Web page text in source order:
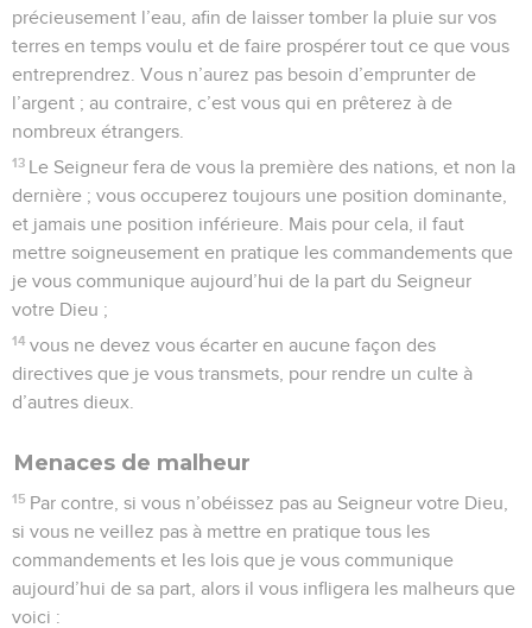
précieusement l’eau, afin de laisser tomber la pluie sur vos
terres en temps voulu et de faire prospérer tout ce que vous
entreprendrez. Vous n’aurez pas besoin d’emprunter de
l’argent ; au contraire, c’est vous qui en prêterez à de
nombreux étrangers.
13 Le Seigneur fera de vous la première des nations, et non la
dernière ; vous occuperez toujours une position dominante,
et jamais une position inférieure. Mais pour cela, il faut
mettre soigneusement en pratique les commandements que
je vous communique aujourd’hui de la part du Seigneur
votre Dieu ;
14 vous ne devez vous écarter en aucune façon des
directives que je vous transmets, pour rendre un culte à
d’autres dieux.
Menaces de malheur
15 Par contre, si vous n’obéissez pas au Seigneur votre Dieu,
si vous ne veillez pas à mettre en pratique tous les
commandements et les lois que je vous communique
aujourd’hui de sa part, alors il vous infligera les malheurs que
voici :